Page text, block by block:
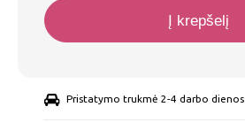
Į krepšelį
Pristatymo trukmė 2-4 darbo dienos